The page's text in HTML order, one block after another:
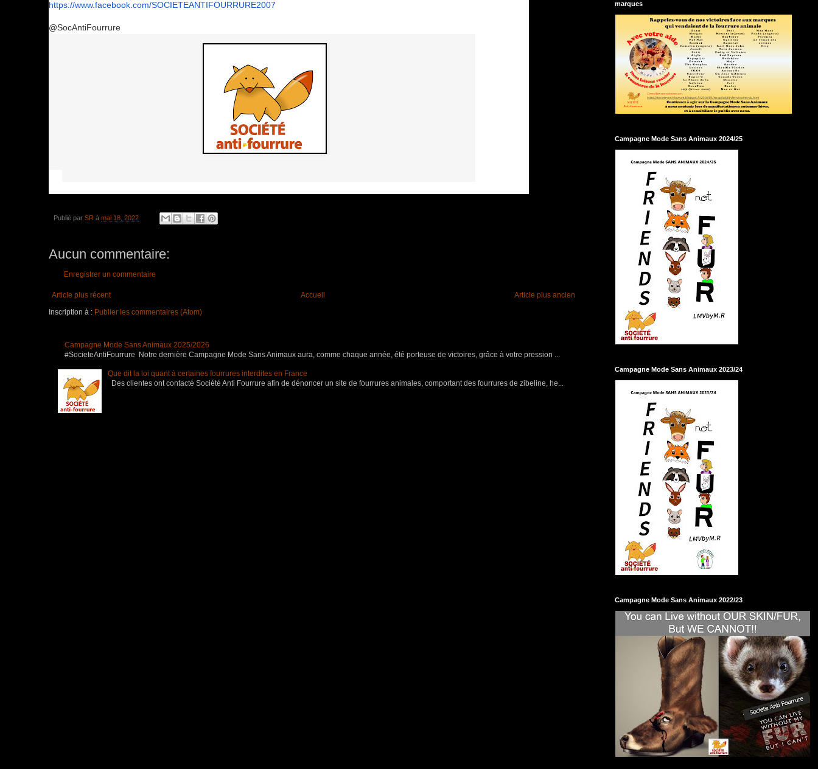
https://www.facebook.com/SOCIETEANTIFOURRURE2007
@SocAntiFourrure
Publié par SR à mai 18, 2022
Aucun commentaire:
Enregistrer un commentaire
Article plus récent Article plus ancien
Accueil
Inscription à : Publier les commentaires (Atom)
Campagne Mode Sans Animaux 2025/2026
#SocieteAntiFourrure Notre dernière Campagne Mode Sans Animaux aura, comme chaque année, été porteuse de victoires, grâce à votre pression ...
Que dit la loi quant à certaines fourrures interdites en France
Des clientes ont contacté Société Anti Fourrure afin de dénoncer un site de fourrures animales, comportant des fourrures de zibeline, he...
marques
Campagne Mode Sans Animaux 2024/25
Campagne Mode Sans Animaux 2023/24
Campagne Mode Sans Animaux 2022/23